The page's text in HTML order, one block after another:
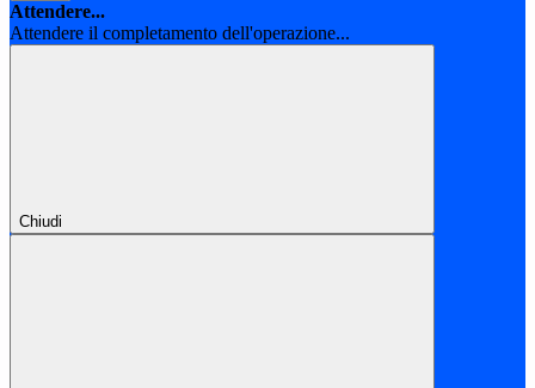
Attendere...
Attendere il completamento dell'operazione...
Chiudi